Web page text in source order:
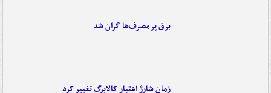
برق پرمصرف‌ها گران شد
زمان شارژ اعتبار کالابرگ تغییر کرد